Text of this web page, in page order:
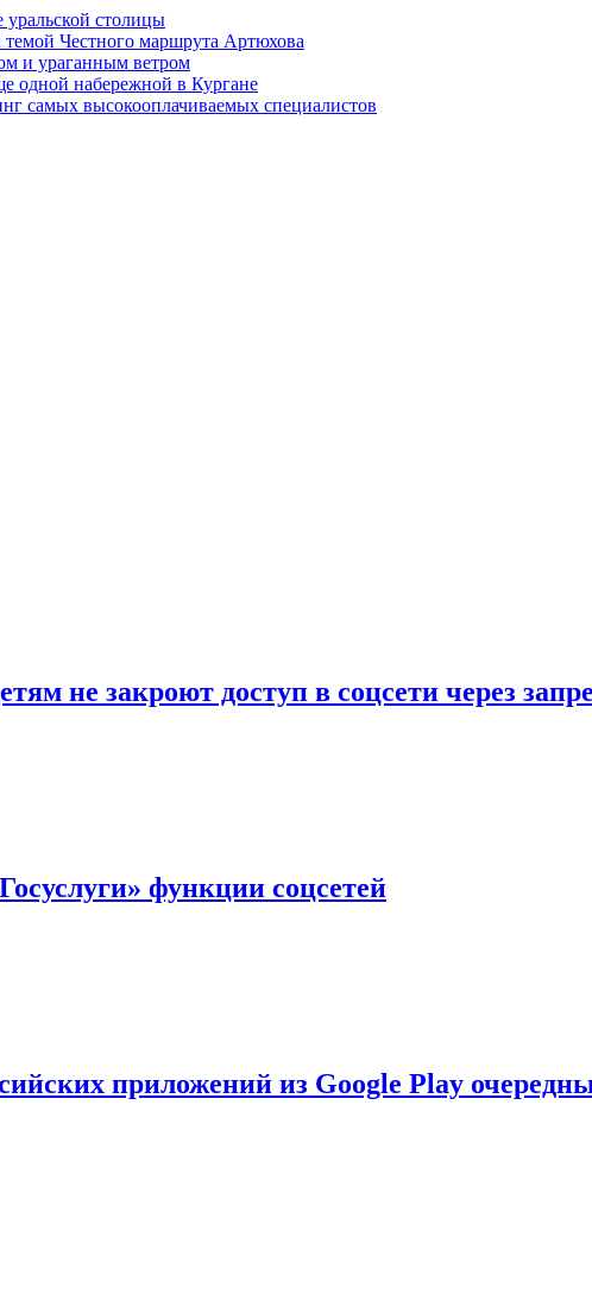
столицы
темой Честного маршрута Артюхова
и ураганным ветром
одной набережной в Кургане
самых высокооплачиваемых специалистов
не закроют доступ в соцсети через
функции соцсетей
приложений из Google Play